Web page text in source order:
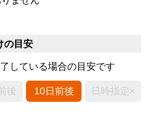
の目安
している場合の目安です
後 10日前後 日時指定×